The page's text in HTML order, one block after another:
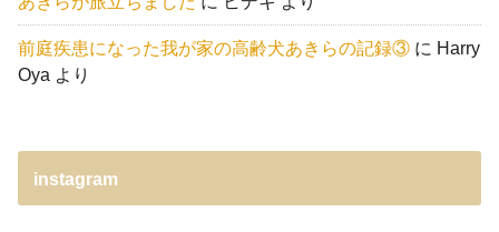
前庭疾患になった我が家の高齢犬あきらの記録③ に Harry
Oya より
instagram